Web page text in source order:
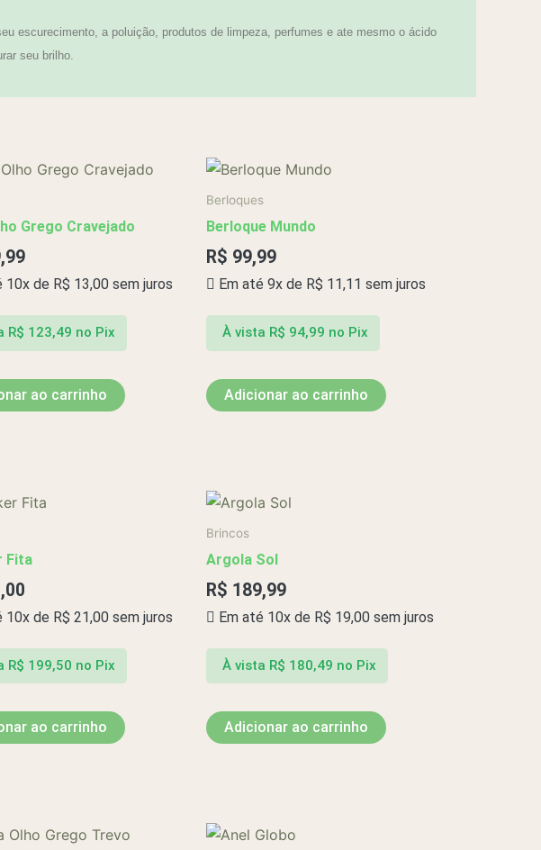
escurecimento, a poluição, produtos de limpeza, perfumes e ate mesmo o ácido
seu brilho.
Grego Cravejado
10x de R$ 13,00 sem juros
R$ 123,49 no Pix
ao carrinho
Berloques
Berloque Mundo
R$ 99,99
Em até 9x de R$ 11,11 sem juros
À vista R$ 94,99 no Pix
Adicionar ao carrinho
Fita
10x de R$ 21,00 sem juros
R$ 199,50 no Pix
ao carrinho
Brincos
Argola Sol
R$ 189,99
Em até 10x de R$ 19,00 sem juros
À vista R$ 180,49 no Pix
Adicionar ao carrinho